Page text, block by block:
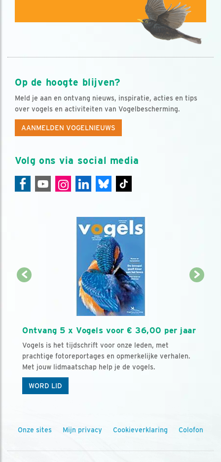
Op de hoogte blijven?
Meld je aan en ontvang nieuws, inspiratie, acties en tips
over vogels en activiteiten van Vogelbescherming.
AANMELDEN VOGELNIEUWS
Volg ons via social media
Ontvang 5 x Vogels voor € 36,00 per jaar
Vogels is het tijdschrift voor onze leden, met
prachtige fotoreportages en opmerkelijke verhalen.
Met jouw lidmaatschap help je de vogels.
WORD LID
Onze sites Mijn privacy Cookieverklaring Colofon